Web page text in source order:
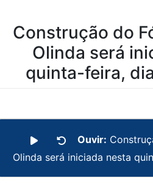
Construção do
Olinda será
quinta-feira,
Ouvir:
Olinda será iniciada nesta